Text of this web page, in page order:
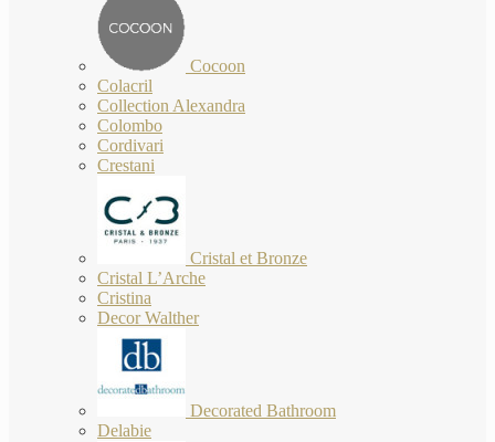
Cocoon
Colacril
Collection Alexandra
Colombo
Cordivari
Crestani
Cristal et Bronze
Cristal L’Arche
Cristina
Decor Walther
Decorated Bathroom
Delabie